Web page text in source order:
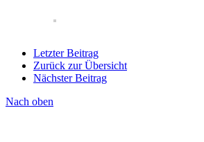
Letzter Beitrag
Zurück zur Übersicht
Nächster Beitrag
Nach oben